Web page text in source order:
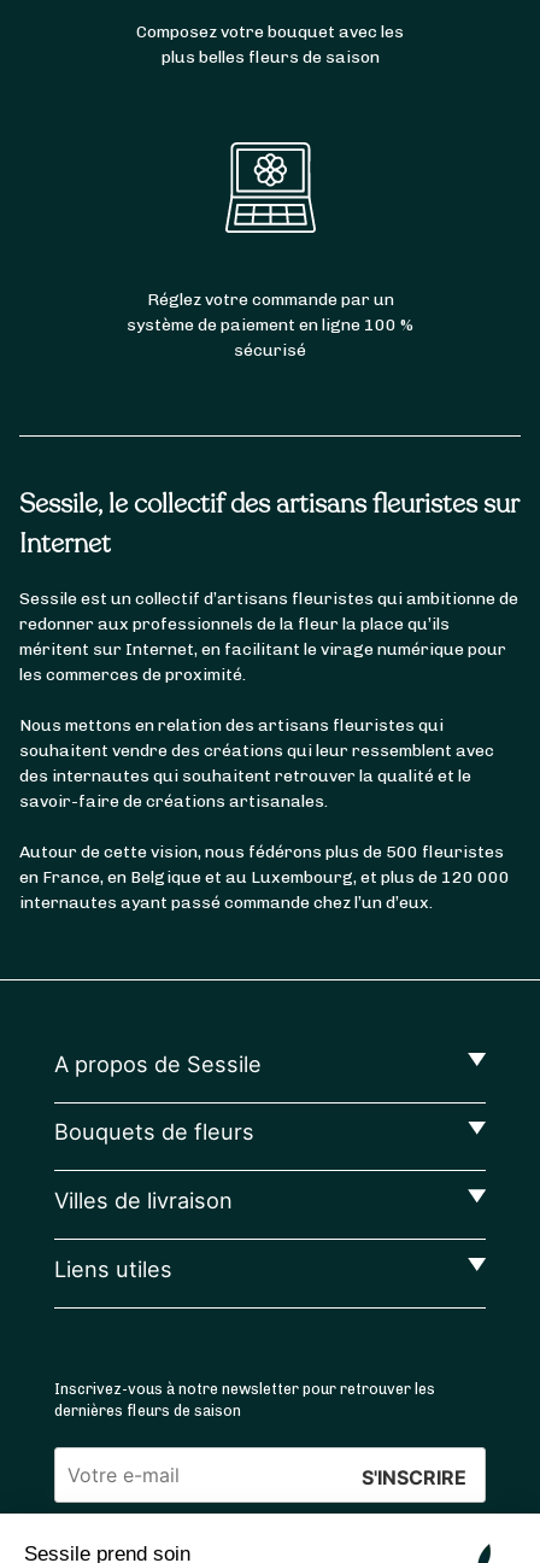
Sessile prend soin
Sessile, le collectif des artisans fleuristes sur
Internet
Sessile est un collectif d’artisans fleuristes qui ambitionne de
redonner aux professionnels de la fleur la place qu’ils
méritent sur Internet, en facilitant le virage numérique pour
les commerces de proximité.
Nous mettons en relation des artisans fleuristes qui
souhaitent vendre des créations qui leur ressemblent avec
des internautes qui souhaitent retrouver la qualité et le
savoir-faire de créations artisanales.
Autour de cette vision, nous fédérons plus de 500 fleuristes
en France, en Belgique et au Luxembourg, et plus de 120 000
internautes ayant passé commande chez l’un d’eux.
Composez votre bouquet avec les
plus belles fleurs de saison
Réglez votre commande par un
système de paiement en ligne 100 %
sécurisé
A propos de Sessile
Bouquets de fleurs
Villes de livraison
Liens utiles
Inscrivez-vous à notre newsletter pour retrouver les
dernières fleurs de saison
Veuillez
ce